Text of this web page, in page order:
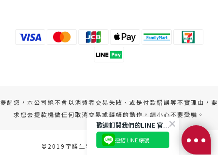
提醒您，本公司絕不會以消費者交易失敗、或是付款錯誤等不實理由，要
求您去提款機做任何取消交易或轉帳的動作，請小心不要受騙。
©2019宇勝生物科技股份有限公司 版權所有
歡迎訂閱我們的LINE 官方帳號
連結 LINE 帳號